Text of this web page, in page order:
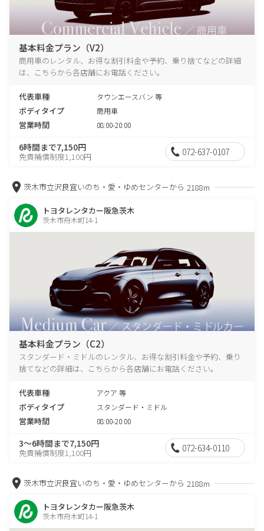
基本料金プラン（V2）
商用車のレンタル、お得な割引料金や予約、乗り捨てなどの詳細
は、こちらから各店舗にお電話ください。
代表車種 タウンエースバン 等
ボディタイプ 商用車
営業時間 08:00-20:00
6時間まで7,150円
免責補償制度1,100円 072-637-0107
茨木市立沢良宜いのち・愛・ゆめセンターから 2188m
トヨタレンタカー阪急茨木
茨木市舟木町14-1
基本料金プラン（C2）
スタンダード・ミドルのレンタル、お得な割引料金や予約、乗り
捨てなどの詳細は、こちらから各店舗にお電話ください。
代表車種 アクア 等
ボディタイプ スタンダード・ミドル
営業時間 08:00-20:00
3～6時間まで7,150円
免責補償制度1,100円 072-634-0110
茨木市立沢良宜いのち・愛・ゆめセンターから 2188m
トヨタレンタカー阪急茨木
茨木市舟木町14-1